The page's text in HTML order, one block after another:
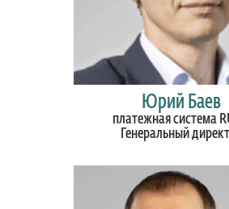
Юрий Баев
платежная система
Генеральный